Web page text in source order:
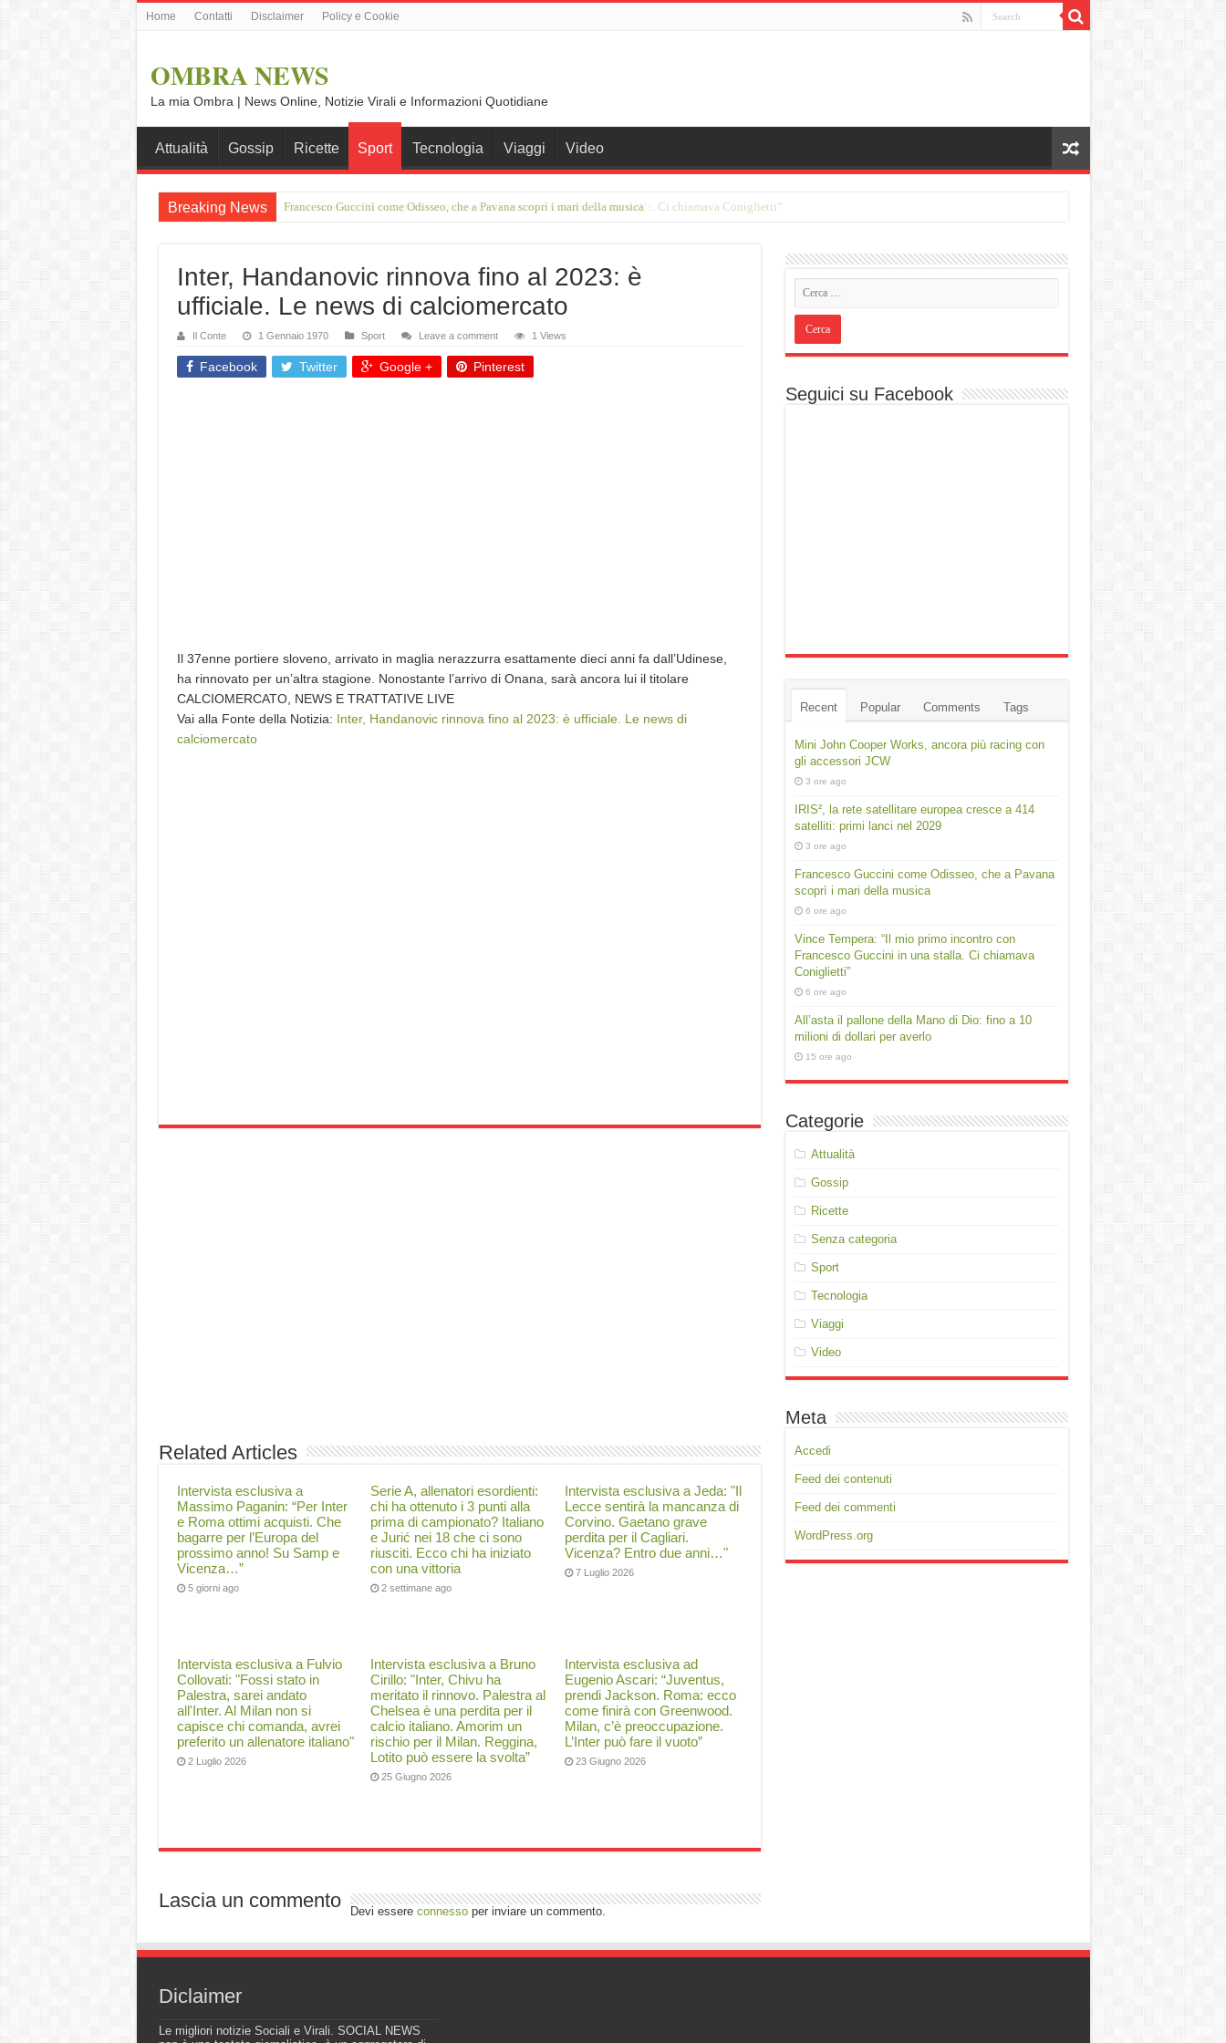
Home Contatti Disclaimer Policy e Cookie
OMBRA NEWS
La mia Ombra | News Online, Notizie Virali e Informazioni Quotidiane
Attualità Gossip Ricette Sport Tecnologia Viaggi Video
Breaking News Vince Tempera: “Il mio primo incontro con Francesco Guccini in una stalla. Ci chiamava Coniglietti”
Inter, Handanovic rinnova fino al 2023: è
ufficiale. Le news di calciomercato
Il Conte 1 Gennaio 1970 Sport Leave a comment 1 Views
Facebook Twitter Google + Pinterest
Il 37enne portiere sloveno, arrivato in maglia nerazzurra esattamente dieci anni fa dall’Udinese,
ha rinnovato per un’altra stagione. Nonostante l’arrivo di Onana, sarà ancora lui il titolare
CALCIOMERCATO, NEWS E TRATTATIVE LIVE
Vai alla Fonte della Notizia: Inter, Handanovic rinnova fino al 2023: è ufficiale. Le news di
calciomercato
Related Articles
Intervista esclusiva a
Massimo Paganin: “Per Inter
e Roma ottimi acquisti. Che
bagarre per l’Europa del
prossimo anno! Su Samp e
Vicenza…”
5 giorni ago
Serie A, allenatori esordienti:
chi ha ottenuto i 3 punti alla
prima di campionato? Italiano
e Jurić nei 18 che ci sono
riusciti. Ecco chi ha iniziato
con una vittoria
2 settimane ago
Intervista esclusiva a Jeda: "Il
Lecce sentirà la mancanza di
Corvino. Gaetano grave
perdita per il Cagliari.
Vicenza? Entro due anni…"
7 Luglio 2026
Intervista esclusiva a Fulvio
Collovati: "Fossi stato in
Palestra, sarei andato
all'Inter. Al Milan non si
capisce chi comanda, avrei
preferito un allenatore italiano"
2 Luglio 2026
Intervista esclusiva a Bruno
Cirillo: "Inter, Chivu ha
meritato il rinnovo. Palestra al
Chelsea è una perdita per il
calcio italiano. Amorim un
rischio per il Milan. Reggina,
Lotito può essere la svolta”
25 Giugno 2026
Intervista esclusiva ad
Eugenio Ascari: “Juventus,
prendi Jackson. Roma: ecco
come finirà con Greenwood.
Milan, c’è preoccupazione.
L’Inter può fare il vuoto”
23 Giugno 2026
Lascia un commento Devi essere connessoper inviare un commento.
Seguici su Facebook
Recent Popular Comments Tags
Mini John Cooper Works, ancora più racing con
gli accessori JCW
3 ore ago
IRIS², la rete satellitare europea cresce a 414
satelliti: primi lanci nel 2029
3 ore ago
Francesco Guccini come Odisseo, che a Pavana
scoprì i mari della musica
6 ore ago
Vince Tempera: “Il mio primo incontro con
Francesco Guccini in una stalla. Ci chiamava
Coniglietti”
6 ore ago
All’asta il pallone della Mano di Dio: fino a 10
milioni di dollari per averlo
15 ore ago
Categorie
Attualità
Gossip
Ricette
Senza categoria
Sport
Tecnologia
Viaggi
Video
Meta
Accedi
Feed dei contenuti
Feed dei commenti
WordPress.org
Diclaimer
Le migliori notizie Sociali e Virali. SOCIAL NEWS